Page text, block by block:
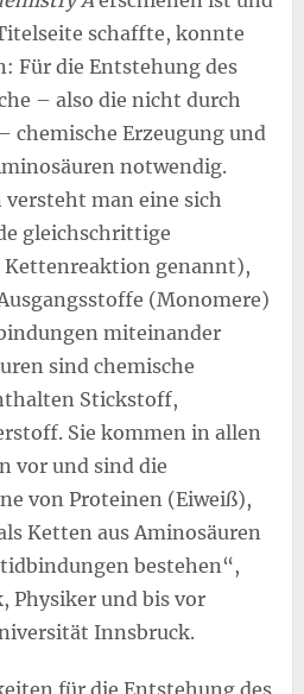
schaffte, konnte
Für die Entstehung des
– also die nicht durch
chemische Erzeugung und
notwendig.
man eine sich
gleichschrittige
Kettenreaktion genannt),
(Monomere)
miteinander
sind chemische
Stickstoff,
Sie kommen in allen
vor und sind die
von Proteinen (Eiweiß),
Ketten aus Aminosäuren
bestehen“,
Physiker und bis vor
Innsbruck.